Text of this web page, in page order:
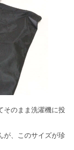
そのまま洗濯機に投
が、このサイズが珍